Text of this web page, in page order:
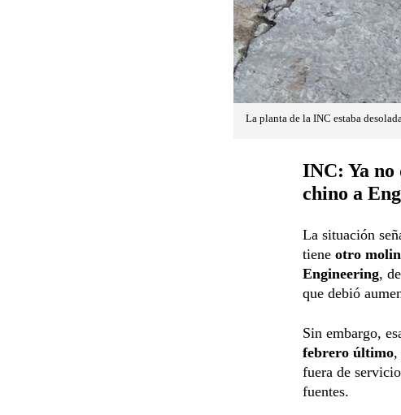
La planta de la INC estaba
INC: Ya
chino a
La situación
tiene otro
Engineering, de
que debió
Sin embargo,
febrero último,
fuera de
fuentes.